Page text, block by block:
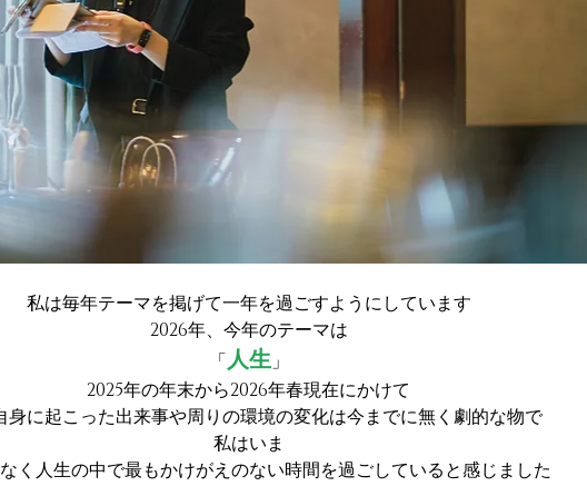
私は毎年テーマを掲げて一年を過ごすようにしています
2026年、今年のテーマは
「人生」
2025年の年末から2026年春現在にかけて
身に起こった出来事や周りの環境の変化は今までに無く劇的な物で
私はいま
く人生の中で最もかけがえのない時間を過ごしていると感じました